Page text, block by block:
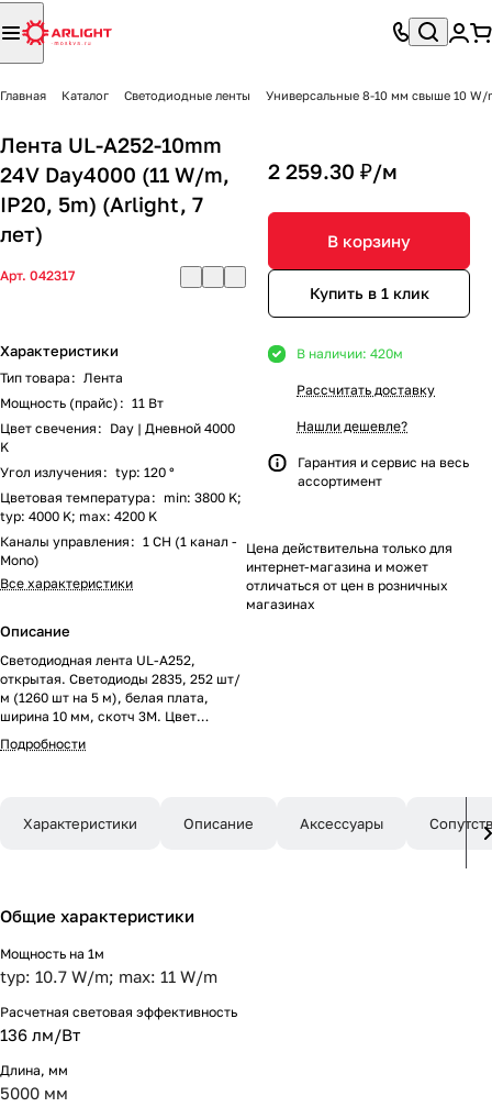
Главная Каталог Светодиодные ленты Универсальные 8-10 мм свыше 10 W/
Лента UL-A252-10mm
24V Day4000 (11 W/m,
IP20, 5m) (Arlight, 7
лет)
Арт. 042317
Характеристики
Тип товара : Лента
Мощность (прайс) : 11 Вт
Цвет свечения : Day | Дневной 4000
K
Угол излучения : typ: 120 °
Цветовая температура : min: 3800 K;
typ: 4000 K; max: 4200 K
Каналы управления : 1 CH (1 канал -
Mono)
Все характеристики
Описание
Светодиодная лента UL-A252,
открытая. Светодиоды 2835, 252 шт/
м (1260 шт на 5 м), белая плата,
ширина 10 мм, скотч 3M. Цвет
ДНЕВНОЙ 4000 K, цветопередача
CRI>90, угол 120°. Питание 24V,
Цена за 1 м.
Подробности
2 259.30 ₽/м
В корзину
Купить в 1 клик
В наличии: 420м
Рассчитать доставку
Нашли дешевле?
Гарантия и сервис на весь
ассортимент
Цена действительна только для
интернет-магазина и может
отличаться от цен в розничных
магазинах
Характеристики Описание Аксессуары
Общие характеристики
Мощность на 1м
typ: 10.7 W/m; max: 11 W/m
Расчетная световая эффективность
136 лм/Вт
Длина, мм
5000 мм